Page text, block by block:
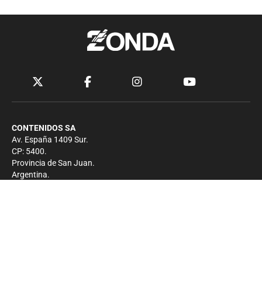
CONTENIDOS SA
Av. España 1409 Sur.
CP: 5400.
Provincia de San Juan.
Argentina.